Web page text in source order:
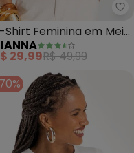
- Blusa Feminina em
Shirt Feminina em Meia
(Bege)
29,99R$ 49,99